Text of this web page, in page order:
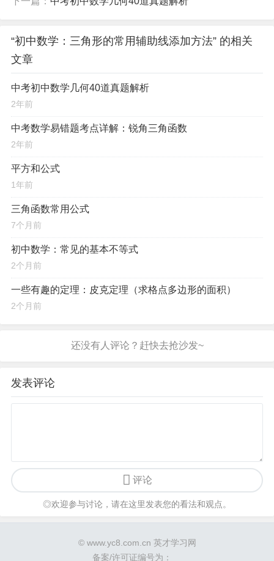
“初中数学：三角形的常用辅助线添加方法” 的相关
文章
中考初中数学几何40道真题解析
2年前
中考数学易错题考点详解：锐角三角函数
2年前
平方和公式
1年前
三角函数常用公式
7个月前
初中数学：常见的基本不等式
2个月前
一些有趣的定理：皮克定理（求格点多边形的面积）
2个月前
发表评论
评论
◎欢迎参与讨论，请在这里发表您的看法和观点。
© www.yc8.com.cn 英才学习网
备案/许可证编号为：